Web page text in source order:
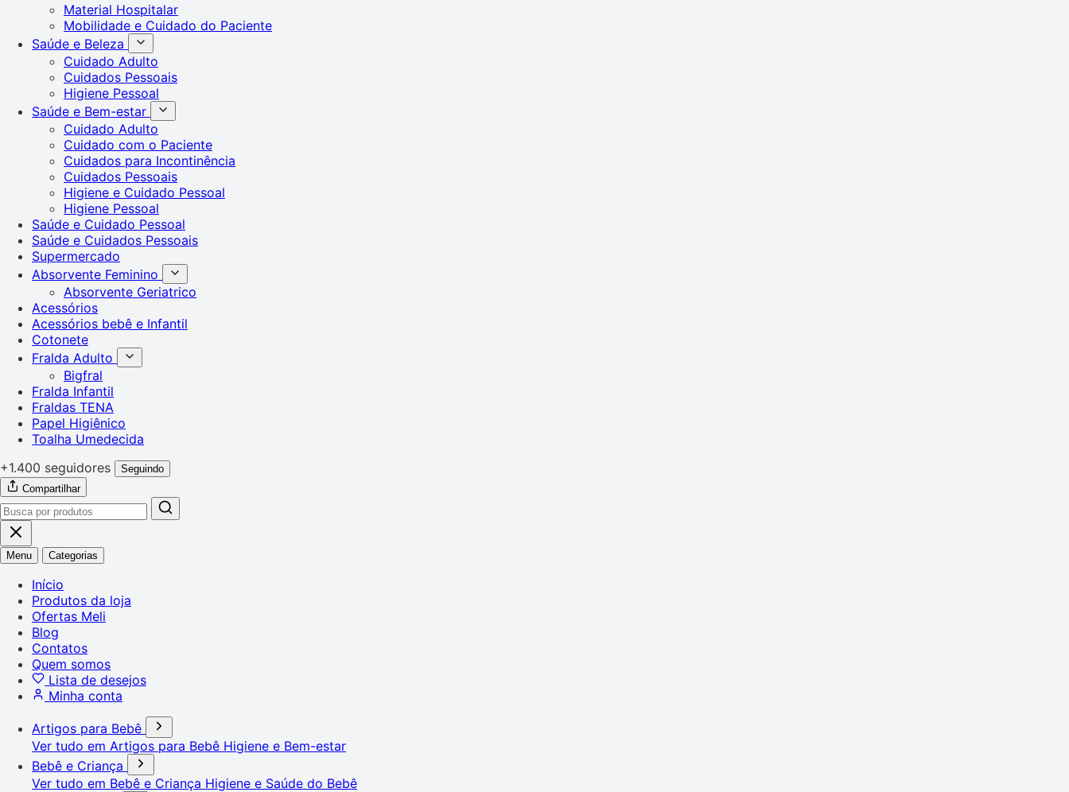
Material Hospitalar
Mobilidade e Cuidado do Paciente
Saúde e Beleza
Cuidado Adulto
Cuidados Pessoais
Higiene Pessoal
Saúde e Bem-estar
Cuidado Adulto
Cuidado com o Paciente
Cuidados para Incontinência
Cuidados Pessoais
Higiene e Cuidado Pessoal
Higiene Pessoal
Saúde e Cuidado Pessoal
Saúde e Cuidados Pessoais
Supermercado
Absorvente Feminino
Absorvente Geriatrico
Acessórios
Acessórios bebê e Infantil
Cotonete
Fralda Adulto
Bigfral
Fralda Infantil
Fraldas TENA
Papel Higiênico
Toalha Umedecida
+1.400 seguidores
Seguindo
Compartilhar
Menu Categorias
Início
Produtos da loja
Ofertas Meli
Blog
Contatos
Quem somos
Lista de desejos
Minha conta
Artigos para Bebê
Ver tudo em Artigos para Bebê Higiene e Bem-estar
Bebê e Criança
Ver tudo em Bebê e Criança Higiene e Saúde do Bebê